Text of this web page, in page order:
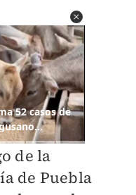
de la
de Puebla